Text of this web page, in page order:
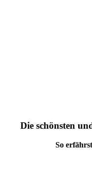
Die schönsten
So